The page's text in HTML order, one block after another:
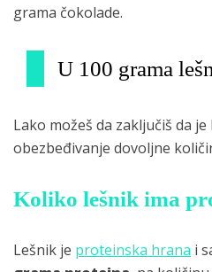
grama čokolade.
U 100 grama
Lako možeš da zaključiš da
obezbeđivanje dovoljne
Koliko lešnik ima
Lešnik je proteinska hrana i